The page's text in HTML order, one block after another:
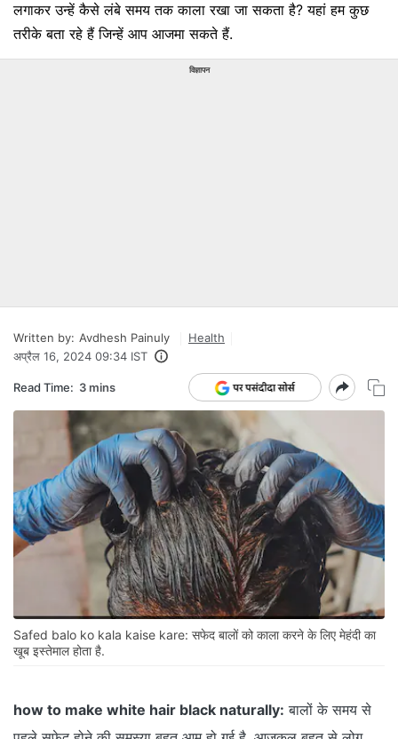
लगाकर उन्हें कैसे लंबे समय तक काला रखा जा सकता है? यहां हम कुछ
तरीके बता रहे हैं जिन्हें आप आजमा सकते हैं.
विज्ञापन
Written by: Avdhesh Painuly
Health
अप्रैल 16, 2024 09:34 IST
Read Time: 3 mins
Safed balo ko kala kaise kare: सफेद बालों को काला करने के लिए मेहंदी का
खूब इस्तेमाल होता है.
how to make white hair black naturally: बालों के समय से